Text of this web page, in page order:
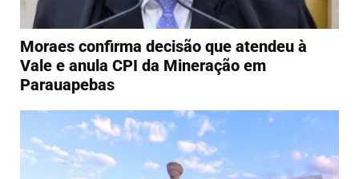
Moraes confirma decisão que atendeu à
Vale e anula CPI da Mineração em
Parauapebas